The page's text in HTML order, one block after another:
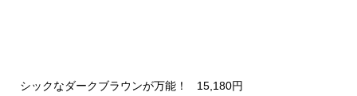
シックなダークブラウンが万能！ 15,180円